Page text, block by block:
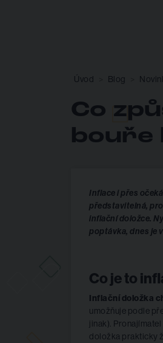
Úvod Blog
Co
bouře
Inflace i přes
představitelná,
inflační doložce.
poptávka, dnes je
Co je to
Inflační doložka
umožňuje podle
jinak).
doložka prakticky